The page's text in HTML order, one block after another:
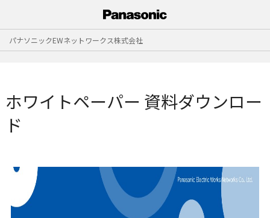
パナソニックEWネットワークス株式会社
ホワイトペーパー 資料ダウンロー
ド